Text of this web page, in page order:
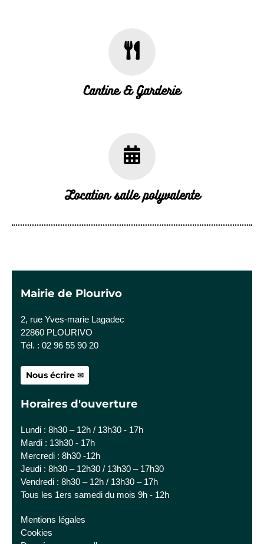
Cantine & Garderie
Location salle polyvalente
Mairie de Plourivo
2, rue Yves-marie Lagadec
22860 PLOURIVO
Tél. : 02 96 55 90 20
Nous écrire
Horaires d'ouverture
Lundi : 8h30 – 12h / 13h30 - 17h
Mardi : 13h30 - 17h
Mercredi : 8h30 -12h
Jeudi : 8h30 – 12h30 / 13h30 – 17h30
Vendredi : 8h30 – 12h / 13h30 – 17h
Tous les 1ers samedi du mois 9h - 12h
Mentions légales
Cookies